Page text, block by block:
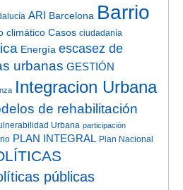
ARI Barcelona Barrio
climático Casos ciudadanía
Energía escasez de
urbanas GESTIÓN
Integracion Urbana
de rehabilitación
Urbana participación
PLAN INTEGRAL Plan Nacional
públicas